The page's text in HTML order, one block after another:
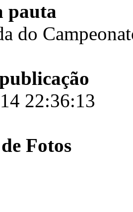
pauta
do
22:36:13
Fotos